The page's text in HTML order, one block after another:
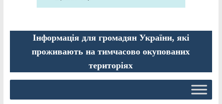
Інформація для громадян України, які
проживають на тимчасово окупованих
територіях